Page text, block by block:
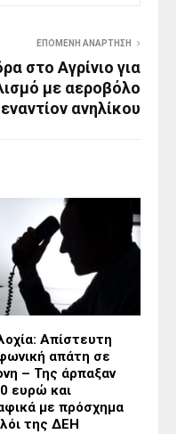
ΕΠΌΜΕΝΗ ΑΝΆΡΤΗΣΗ
στο Αγρίνιο για
με αεροβόλο
εναντίον ανηλίκου
Απίστευτη
απάτη σε
– Της άρπαξαν
ευρώ και
με πρόσχημα
της ΔΕΗ